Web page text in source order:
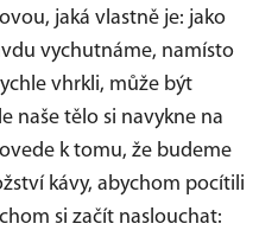
jaká vlastně je: jako
vychutnáme, namísto
vhrkli, může být
naše tělo si navykne na
k tomu, že budeme
kávy, abychom pocítili
si začít naslouchat: